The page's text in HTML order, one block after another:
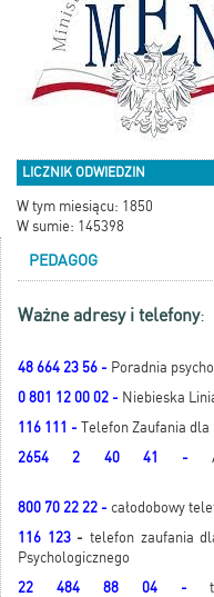
LICZNIK ODWIEDZIN
W tym miesiącu: 1850
W sumie: 145398
PEDAGOG
Ważne adresy i telefony:
48 664 23 56 - Poradnia
0 801 12 00 02 - Niebieska
116 111 - Telefon Zaufania dla
2654 2 40 41 -
800 70 22 22 - całodobowy
116 123 - telefon zaufania
Psychologicznego
22 484 88 04 -